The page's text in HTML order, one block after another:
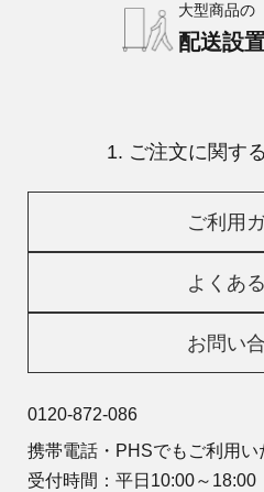
大型商品の
配送設
1. ご注文に関す
ご利用
よくあ
お問い
0120-872-086
携帯電話・PHSでもご利用い
受付時間：平日10:00～18:00